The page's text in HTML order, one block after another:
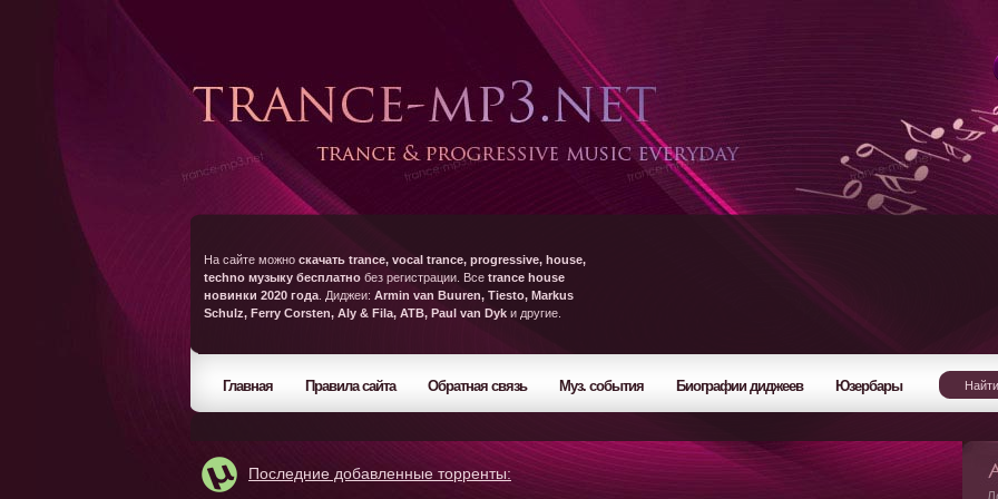
На сайте можно скачать trance, vocal trance, progressive, house,
techno музыку бесплатно без регистрации. Все trance house
новинки 2020 года . Диджеи: Armin van Buuren, Tiesto, Markus
Schulz, Ferry Corsten, Aly & Fila, ATB, Paul van Dyk и другие.
Главная Правила сайта Обратная связь Муз. события Биографии диджеев Юзербары
Последние добавленные торренты: